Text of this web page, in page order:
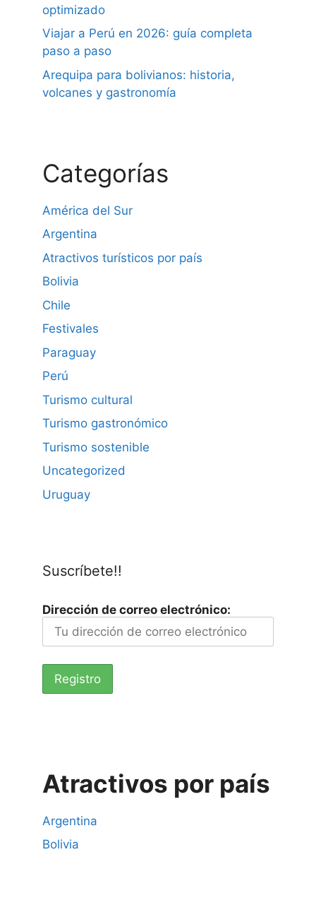
optimizado
Viajar a Perú en 2026: guía completa
paso a paso
Arequipa para bolivianos: historia,
volcanes y gastronomía
Categorías
América del Sur
Argentina
Atractivos turísticos por país
Bolivia
Chile
Festivales
Paraguay
Perú
Turismo cultural
Turismo gastronómico
Turismo sostenible
Uncategorized
Uruguay
Suscríbete!!
Dirección de correo electrónico:
Atractivos por país
Argentina
Bolivia